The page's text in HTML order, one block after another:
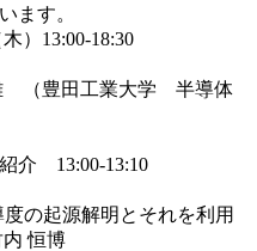
ます。
）13:00-18:30
（豊田工業大学 半導体
介 13:00-13:10
度の起源解明とそれを利用
恒博